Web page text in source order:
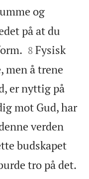
og
på at du


8 Fysisk
men å trene
er nyttig på
mot Gud, har
verden
budskapet
tro på det.